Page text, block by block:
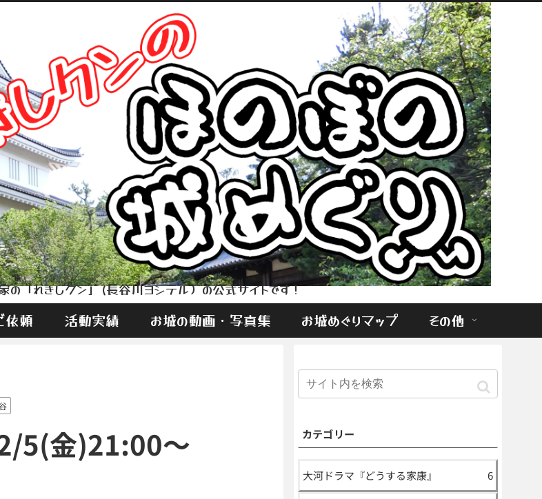
の「れきしクン」(長谷川ヨシテル）の公式サイトです！
依頼 活動実績 お城の動画・写真集 お城めぐりマップ その他
5(金)21:00〜
カテゴリー
大河ドラマ『どうする家康』 6